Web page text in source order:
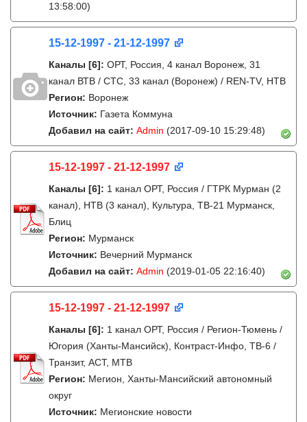
13:58:00)
15-12-1997 - 21-12-1997
Каналы [6]: ОРТ, Россия, 4 канал Воронеж, 31
канал ВТВ / СТС, 33 канал (Воронеж) / REN-TV, НТВ
Регион: Воронеж
Источник: Газета Коммуна
Добавил на сайт: Admin (2017-09-10 15:29:48)
15-12-1997 - 21-12-1997
Каналы [6]: 1 канал ОРТ, Россия / ГТРК Мурман (2
канал), НТВ (3 канал), Культура, ТВ-21 Мурманск,
Блиц
Регион: Мурманск
Источник: Вечерний Мурманск
Добавил на сайт: Admin (2019-01-05 22:16:40)
15-12-1997 - 21-12-1997
Каналы [6]: 1 канал ОРТ, Россия / Регион-Тюмень /
Югория (Ханты-Мансийск), Контраст-Инфо, ТВ-6 /
Транзит, АСТ, МТВ
Регион: Мегион, Ханты-Мансийский автономный
округ
Источник: Мегионские новости